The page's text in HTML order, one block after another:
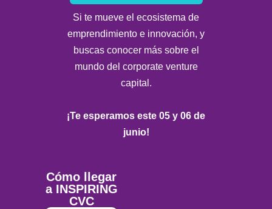
Si te mueve el ecosistema de
emprendimiento e innovación, y
buscas conocer más sobre el
mundo del corporate venture
capital.
¡Te esperamos este 05 y 06 de
junio!
Cómo llegar
a INSPIRING
CVC